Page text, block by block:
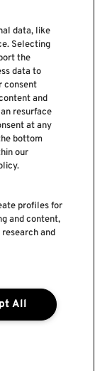
data, like
Selecting
the
data to
consent
and
resurface
at any
bottom
our
profiles for
and content,
and
All